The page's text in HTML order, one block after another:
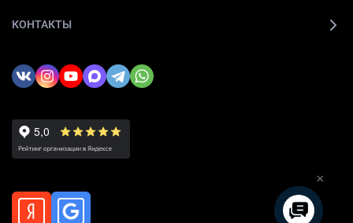
КОНТАКТЫ
×